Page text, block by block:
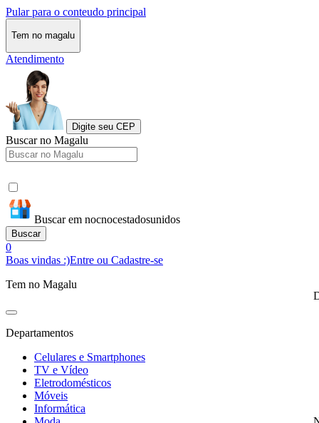
Pular para o conteudo principal
Tem no magalu
Atendimento
Digite seu CEP
Buscar no Magalu
Buscar em nocnocestadosunidos
Buscar
0
Boas vindas :)Entre ou Cadastre-se
Tem no Magalu
Departamentos
Celulares e Smartphones
TV e Vídeo
Eletrodomésticos
Móveis
Informática